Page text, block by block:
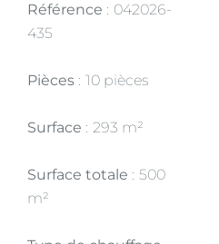
Référence
042026-
435
Pièces 10 pièces
Surface 293 m²
Surface totale
500
m²